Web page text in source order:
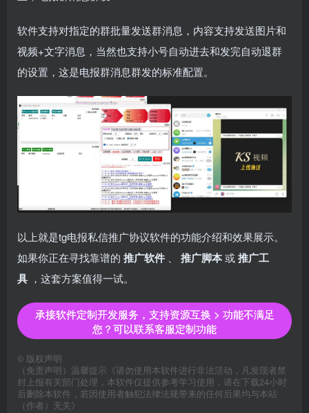
软件支持对指定的群批量发送群消息，内容支持发送图片和
视频+文字消息，当然也支持小号自动进去和发完自动退群
的设置，这是电报群消息群发的标准配置。
以上就是tg电报私信推广协议软件的功能介绍和效果展示。
如果你正在寻找靠谱的 推广软件 、 推广脚本或推广工
具 ，这套方案值得一试。
承接软件定制开发服务，支持资源互换 > 功能不满足
您？可以联系客服定制功能
© 版权声明
（免责声明）温馨提示《请勿使用本软件进行非法活动，凡发现者禁
封上报有关部门处理，本软件仅提供参考学习使用，请在下载24小时
后删除本软件，若因使用者触犯法律法规带来的任何后果均与本站
（作者）无关》